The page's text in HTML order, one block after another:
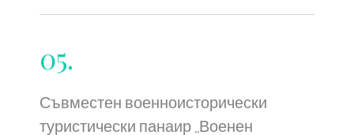
05.
Съвместен военноисторически
туристически панаир „Военен